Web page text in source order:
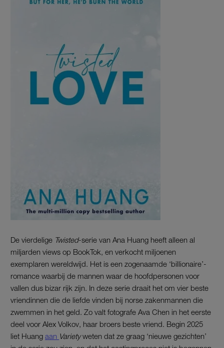
De vierdelige Twisted-serie van Ana Huang heeft alleen al
miljarden views op BookTok, en verkocht miljoenen
exemplaren wereldwijd. Het is een zogenaamde ‘billionaire’-
romance waarbij de mannen waar de hoofdpersonen voor
vallen dus bizar rijk zijn. In deze serie draait het om vier beste
vriendinnen die de liefde vinden bij norse zakenmannen die
zwemmen in het geld. Zo valt fotografe Ava Chen in het eerste
deel voor Alex Volkov, haar broers beste vriend. Begin 2025
liet Huang aan Varietyweten dat ze graag ‘nieuwe gezichten’